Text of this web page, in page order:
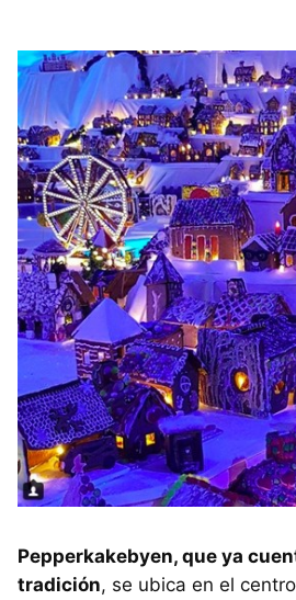
Pepperkakebyen, que ya
tradición, se ubica en el